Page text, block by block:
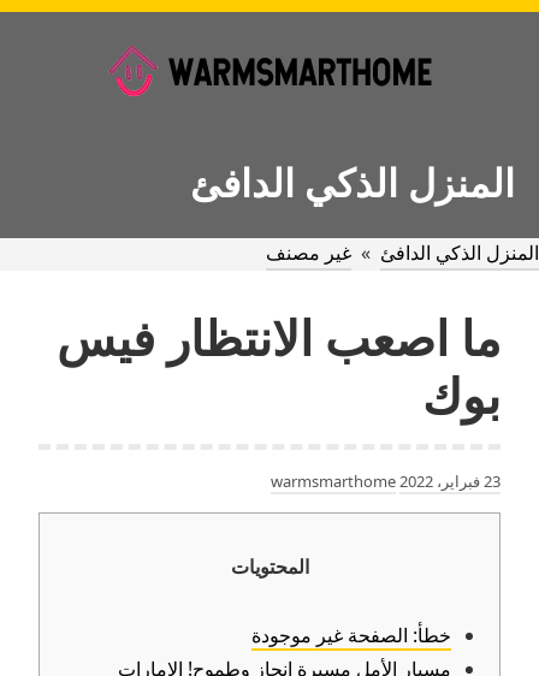
Skip
المنزل الذكي الدافئ
المنزل الذكي الدافئ » غير مصنف
ما اصعب الانتظار فيس
بوك
23 فبراير، 2022 warmsmarthome
المحتويات
خطأ: الصفحة غير موجودة
مسبار الأمل مسيرة إنجاز وطموح! الإمارات